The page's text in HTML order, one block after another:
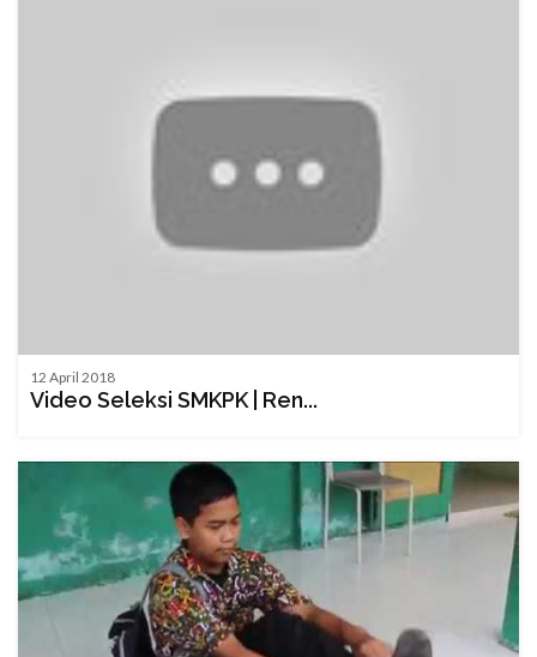
12 April 2018
Video Seleksi SMKPK | Ren...